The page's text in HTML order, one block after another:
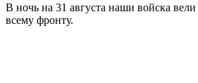
В ночь на 31 августа наши войска
всему фронту.